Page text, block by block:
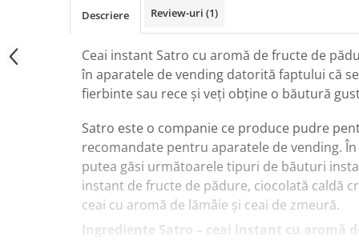
Descriere Review-uri (1)
Ceai instant Satro cu aromă de fructe de
în aparatele de vending datorită faptului că
fierbinte sau rece și veți obține o băutură
Satro este o companie ce produce pudre
recomandate pentru aparatele de vending.
putea găsi următoarele tipuri de băuturi
instant de fructe de pădure, ciocolată caldă
ceai cu aromă de lămâie și ceai de zmeură.
Ingrediente Satro – ceai instant cu aromă